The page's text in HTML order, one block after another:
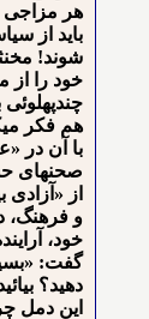
هر مزاجی
باید از
شوند!
خود را از
هم فکر
با آن در
صحنه⁯ای
از
و فرهنگ،
خود،
گفت:
دهید؟
این دمل